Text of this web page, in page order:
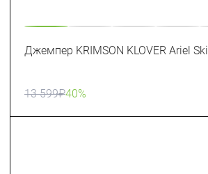
Джемпер KRIMSON KLOVER Ariel Ski
13 599₽40%